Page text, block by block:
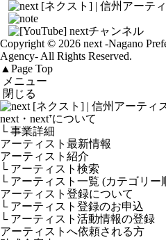
Copyright © 2026 next -Nagano
Agency- All Rights Reserved.
▲ Page Top
メニュー
閉じる
next・next⁺について
└ 事業詳細
アーティスト最新情報
アーティスト紹介
└ アーティスト検索
└ アーティスト一覧 (カテゴリー
アーティスト登録について
└ アーティスト登録のお申込
└ アーティスト活動情報の登録
アーティストへ依頼される方